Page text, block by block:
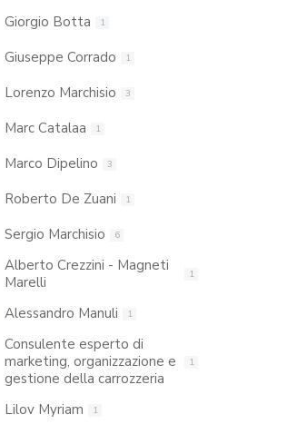
Giorgio Botta 1
Giuseppe Corrado 1
Lorenzo Marchisio 3
Marc Catalaa 1
Marco Dipelino 3
Roberto De Zuani 1
Sergio Marchisio 6
Alberto Crezzini - Magneti
Marelli
1
Alessandro Manuli 1
Consulente esperto di
marketing, organizzazione e
gestione della carrozzeria
1
Lilov Myriam 1